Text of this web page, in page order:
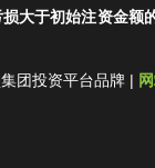
大于初始注资金
团投资平台品牌 |